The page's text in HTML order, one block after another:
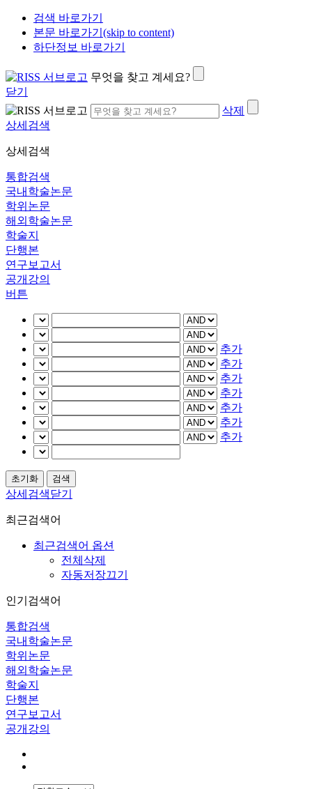
검색 바로가기
본문 바로가기(skip to content)
하단정보 바로가기
무엇을 찾고 계세요?
닫기
삭제
상세검색
상세검색
통합검색
국내학술논문
학위논문
해외학술논문
학술지
단행본
연구보고서
공개강의
버튼
추가
추가
추가
추가
추가
추가
추가
상세검색닫기
최근검색어
최근검색어 옵션
전체삭제
자동저장끄기
인기검색어
통합검색
국내학술논문
학위논문
해외학술논문
학술지
단행본
연구보고서
공개강의